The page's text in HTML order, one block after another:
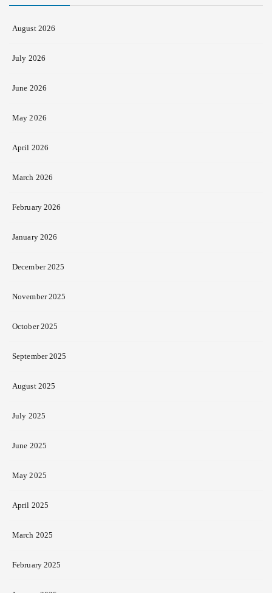
August 2026
July 2026
June 2026
May 2026
April 2026
March 2026
February 2026
January 2026
December 2025
November 2025
October 2025
September 2025
August 2025
July 2025
June 2025
May 2025
April 2025
March 2025
February 2025